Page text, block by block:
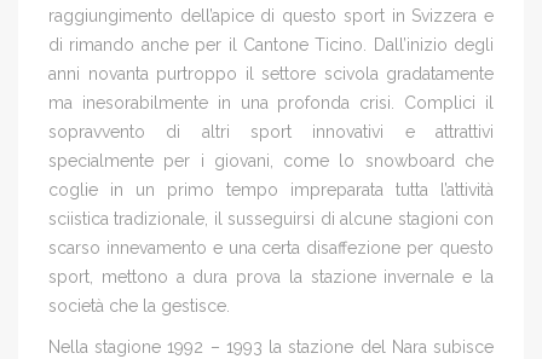
raggiungimento dell’apice di questo sport in Svizzera e
di rimando anche per il Cantone Ticino. Dall’inizio degli
anni novanta purtroppo il settore scivola gradatamente
ma inesorabilmente in una profonda crisi. Complici il
sopravvento di altri sport innovativi e attrattivi
specialmente per i giovani, come lo snowboard che
coglie in un primo tempo impreparata tutta l’attività
sciistica tradizionale, il susseguirsi di alcune stagioni con
scarso innevamento e una certa disaffezione per questo
sport, mettono a dura prova la stazione invernale e la
società che la gestisce.
Nella stagione 1992 – 1993 la stazione del Nara subisce